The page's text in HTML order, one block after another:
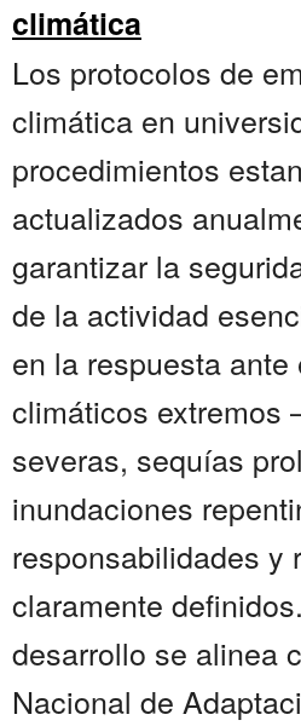
climática
Los protocolos de
climática en
procedimientos
actualizados
garantizar la
de la actividad
en la respuesta ante
climáticos
severas, sequías
inundaciones
responsabilidades y
claramente
desarrollo se alinea
Nacional de